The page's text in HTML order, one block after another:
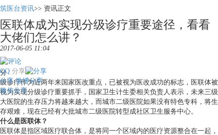
筑医台资讯>> 资讯正文
医联体成为实现分级诊疗重要途径，看看
大佬们怎么讲？
2017-06-05 11:04
分享
QQ
分享 微博分享
微信分享
分
级诊疗作为近两年来国家医改重点，已被视为医改成功的标志，医联体被
视为实现分级诊疗重要抓手，国家卫生计生委相关负责人表示，未来三级
大医院的生存压力将越来越大，而城市二级医院如果没有特色专科，将生
存艰难，现在已经有大批城市二级医院转型成社区卫生服务中心。
什么是医联体？
医联体是指区域医疗联合体，是将同一个区域内的医疗资源整合在一起，